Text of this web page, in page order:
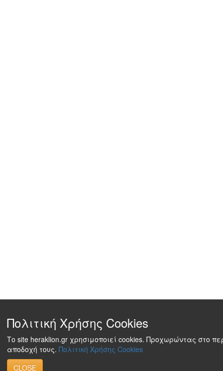
Πολιτική Χρήσης Cookies
Το site heraklion.gr χρησιμοποιεί cookies. Προχωρώντας στο
αποδοχή τους. Πολιτική Χρήσης Cookies
CLOSE